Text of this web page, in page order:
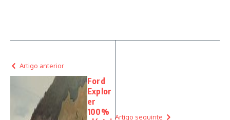
Artigo anterior
Ford
Explor
er
100%
Artigo seguinte